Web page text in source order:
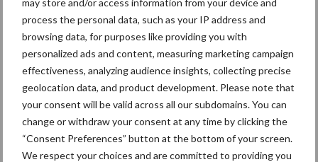
may store and/or access information from your device and
process the personal data, such as your IP address and
browsing data, for purposes like providing you with
personalized ads and content, measuring marketing campaign
effectiveness, analyzing audience insights, collecting precise
geolocation data, and product development. Please note that
your consent will be valid across all our subdomains. You can
change or withdraw your consent at any time by clicking the
“Consent Preferences” button at the bottom of your screen.
We respect your choices and are committed to providing you
Tien praktische tips voor
een langere levensduur
“Vraag naar praktische
hygieneoplossingen is in
Polen groter dan ooit”